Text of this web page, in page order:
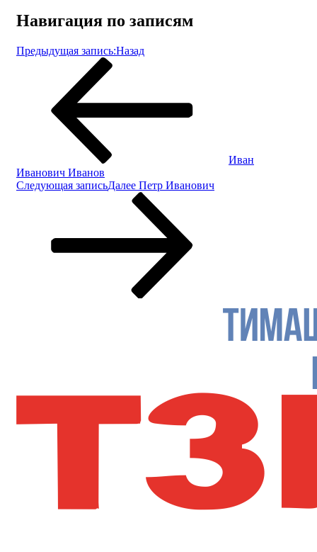
Навигация по записям
Предыдущая запись:Назад
Иван
Иванович Иванов
Следующая записьДалее Петр Иванович